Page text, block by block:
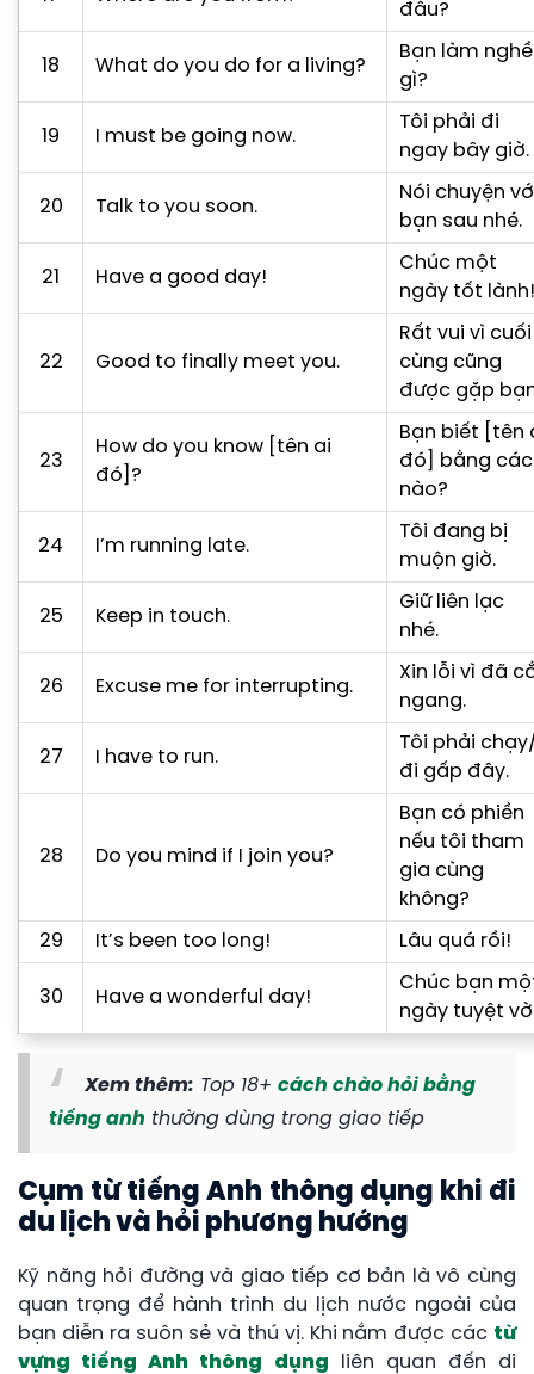
đâu?
18 What do you do for a living?
Bạn làm nghề
gì?
19 I must be going now.
Tôi phải đi
ngay bây giờ.
20 Talk to you soon.
Nói chuyện
bạn sau nhé.
21 Have a good day!
Chúc một
ngày tốt lành!
22 Good to finally meet you.
Rất vui vì cuối
cùng cũng
được gặp
23
How do you know [tên ai
đó]?
Bạn biết [tên
đó] bằng
nào?
24 I’m running late.
Tôi đang bị
muộn giờ.
25 Keep in touch.
Giữ liên lạc
nhé.
26 Excuse me for interrupting.
Xin lỗi vì đã
ngang.
27 I have to run.
Tôi phải
đi gấp đây.
28 Do you mind if I join you?
Bạn có phiền
nếu tôi tham
gia cùng
không?
29 It’s been too long! Lâu quá rồi!
30 Have a wonderful day!
Chúc bạn
ngày tuyệt
Xem thêm: Top 18+ cách chào hỏi bằng
tiếng anh thường dùng trong giao tiếp
Cụm từ tiếng Anh thông dụng khi đi
du lịch và hỏi phương hướng
Kỹ năng hỏi đường và giao tiếp cơ bản là vô cùng
quan trọng để hành trình du lịch nước ngoài của
bạn diễn ra suôn sẻ và thú vị. Khi nắm được các từ
vựng tiếng Anh thông dụng liên quan đến di